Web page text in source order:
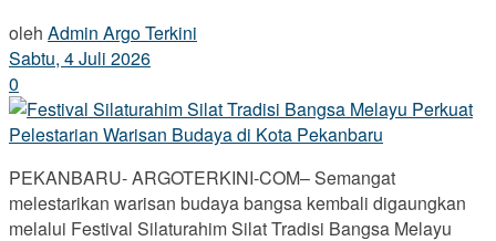
oleh Admin Argo Terkini
Sabtu, 4 Juli 2026
0
PEKANBARU- ARGOTERKINI-COM– Semangat
melestarikan warisan budaya bangsa kembali digaungkan
melalui Festival Silaturahim Silat Tradisi Bangsa Melayu